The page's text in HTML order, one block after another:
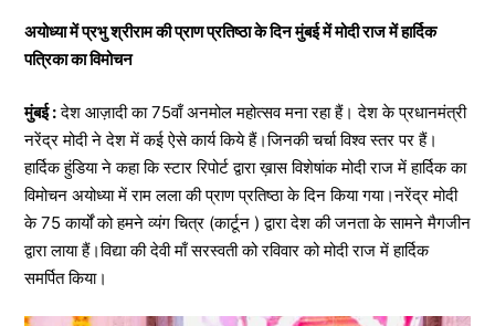
अयोध्या में प्रभु श्रीराम की प्राण प्रतिष्ठा के दिन मुंबई में मोदी राज में हार्दिक
पत्रिका का विमोचन
मुंबई :देश आज़ादी का 75वाँ अनमोल महोत्सव मना रहा हैं। देश के प्रधानमंत्री
नरेंद्र मोदी ने देश में कई ऐसे कार्य किये हैं।जिनकी चर्चा विश्व स्तर पर हैं।
हार्दिक हुंडिया ने कहा कि स्टार रिपोर्ट द्वारा ख़ास विशेषांक मोदी राज में हार्दिक का
विमोचन अयोध्या में राम लला की प्राण प्रतिष्ठा के दिन किया गया।नरेंद्र मोदी
के 75 कार्यों को हमने व्यंग चित्र (कार्टून ) द्वारा देश की जनता के सामने मैगजीन
द्वारा लाया हैं।विद्या की देवी माँ सरस्वती को रविवार को मोदी राज में हार्दिक
समर्पित किया।